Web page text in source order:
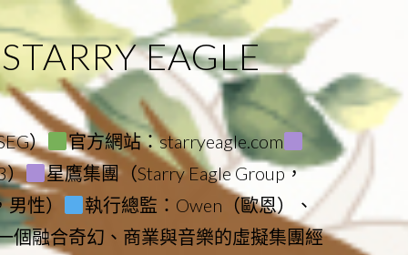
EAGLE
）
官方網站：starryeagle.com
）
星鷹集團（Starry Eagle Group，
性）
執行總監：Owen（歐恩）、
個融合奇幻、商業與音樂的虛擬集團經